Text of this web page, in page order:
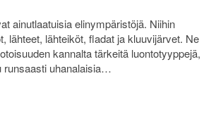
ainutlaatuisia elinympäristöjä. Niihin
lähteet, lähteiköt, fladat ja kluuvijärvet. Ne
kannalta tärkeitä luontotyyppejä,
runsaasti uhanalaisia…